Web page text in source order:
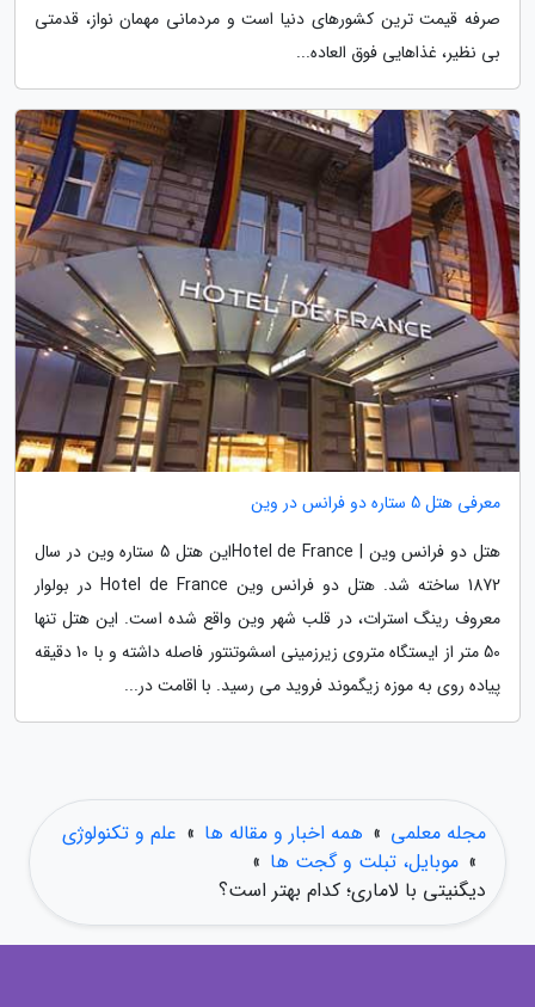
صرفه قیمت ترین کشورهای دنیا است و مردمانی مهمان نواز، قدمتی
بی نظیر، غذاهایی فوق العاده...
معرفی هتل 5 ستاره دو فرانس در وین
هتل دو فرانس وین | Hotel de Franceاین هتل 5 ستاره وین در سال
1872 ساخته شد. هتل دو فرانس وین Hotel de France در بولوار
معروف رینگ استرات، در قلب شهر وین واقع شده است. این هتل تنها
50 متر از ایستگاه متروی زیرزمینی اسشوتنتور فاصله داشته و با 10 دقیقه
پیاده روی به موزه زیگموند فروید می رسید. با اقامت در...
مجله معلمی » همه اخبار و مقاله ها » علم و تکنولوژی
» موبایل، تبلت و گجت ها »
دیگنیتی با لاماری؛ کدام بهتر است؟